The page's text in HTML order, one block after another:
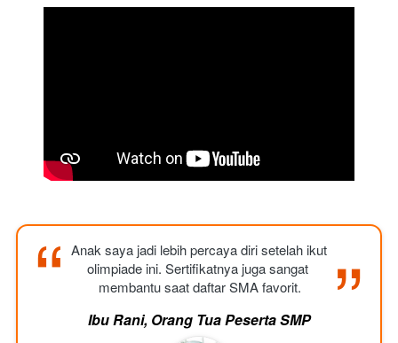
“ Anak saya jadi lebih percaya diri setelah ikut
olimpiade ini. Sertifikatnya juga sangat
membantu saat daftar SMA favorit.
“
Ibu Rani, Orang Tua Peserta SMP